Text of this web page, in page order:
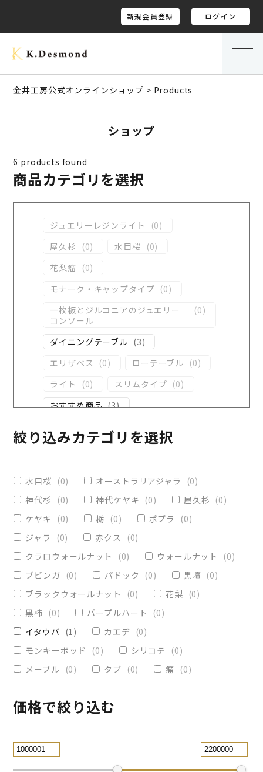
新規会員登録 ログイン
金井工房公式オンラインショップ > Products
ショップ
6 products found
商品カテゴリを選択
ジュエリーレジンライト (0)
屋久杉
(0) 水目桜 (0)
花梨瘤
(0)
モナーク・キャップタイプ (0)
一枚板とジルコニアのジュエリー
コンソール
(0)
ダイニングテーブル (3)
エリザベス (0) ローテーブル (0)
ライト
(0) スリムタイプ (0)
おすすめ商品 (3)
コンソール
)
リビングテーブル
ヴィクトリア ( 0)
オリーブ (0) レジンペン (0)
ストレート ( 0)
パープルハート (0 替芯 (0)
2WAY万年筆 (0 )
一枚板テーブル (2)
(
サイドテーブル
スタビライズドウッドボールペン
(0
絞り込みカテゴリを選択
水目桜 (0) オーストラリアジャラ (0)
神代杉
(0) 神代ケヤキ (0) 屋久杉 (0)
ケヤキ
(0) 栃 (0) ポプラ (0)
ジャラ
(0) 赤クス (0)
クラロウォールナット
(0) ウォールナット (0)
ブビンガ (0) パドック (0) 黒壇 (0)
ブラックウォールナット
(0) 花梨 (0)
黒柿 (0) パープルハート (0)
イタウバ (1 ) カエデ (0)
モンキーポッド
(0) シリコテ (0)
メープル (0) タブ (0) 瘤 (0)
価格で絞り込む